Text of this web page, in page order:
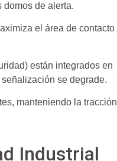
domos de alerta.
el área de contacto
están integrados en
se degrade.
manteniendo la tracción
Industrial